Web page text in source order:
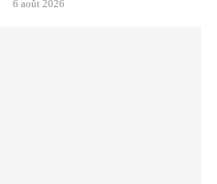
6 août 2026